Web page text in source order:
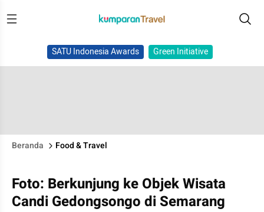
SATU Indonesia Awards Green Initiative
Beranda Food & Travel
Foto: Berkunjung ke Objek Wisata
Candi Gedongsongo di Semarang